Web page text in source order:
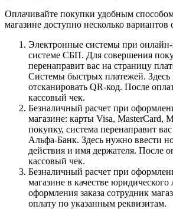
Оплачивайте покупки удобным
магазине доступно несколько вариантов
Электронные системы при онлайн-
системе СБП. Для совершения
перенаправит вас на страницу
Системы быстрых платежей. Здесь
отсканировать QR-код. После
кассовый чек.
Безналичный расчет при
магазине: карты Visa, MasterCard,
покупку, система перенаправит
Альфа-Банк. Здесь нужно ввести
действия и имя держателя. После
кассовый чек.
Безналичный расчет при
магазине в качестве
оформления заказа сотрудник
оплату по указанным реквизитам.